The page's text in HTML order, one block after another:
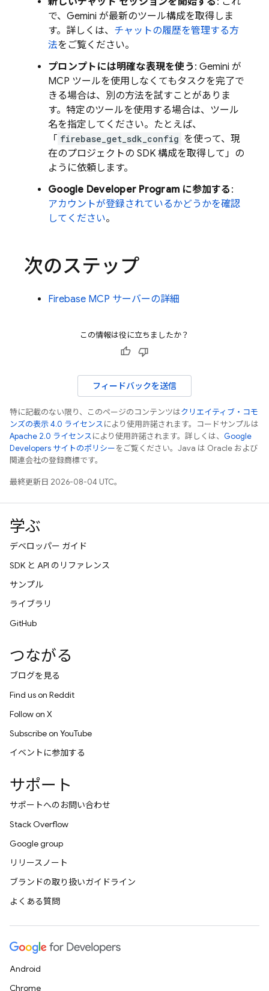
で、 Gemini が最新のツール構成を取得しま
す。詳しくは、 チャットの履歴を管理する方
法をご覧ください。
プロンプトには明確な表現を使う: Gemini が
MCP ツールを使用しなくてもタスクを完了で
きる場合は、別の方法を試すことがありま
す。特定のツールを使用する場合は、ツール
名を指定してください。たとえば、
「 firebase_get_sdk_config を使って、現
在のプロジェクトの SDK 構成を取得して」の
ように依頼します。
Google Developer Program に参加する :
アカウントが登録されているかどうかを確認
してください。
次のステップ
Firebase MCP サーバーの詳細
この情報は役に立ちましたか？
フィードバックを送信
特に記載のない限り、このページのコンテンツはクリエイティブ・コモ
ンズの表示 4.0 ライセンスにより使用許諾されます。コードサンプルは
Apache 2.0 ライセンスにより使用許諾されます。詳しくは、 Google
Developers サイトのポリシーをご覧ください。Java は Oracle および
関連会社の登録商標です。
最終更新日 2026-08-04 UTC。
学ぶ
デベロッパー ガイド
SDK と API のリファレンス
サンプル
ライブラリ
GitHub
つながる
ブログを見る
Find us on Reddit
Follow on X
Subscribe on YouTube
イベントに参加する
サポート
サポートへのお問い合わせ
Stack Overflow
Google group
リリースノート
ブランドの取り扱いガイドライン
よくある質問
Android
Chrome